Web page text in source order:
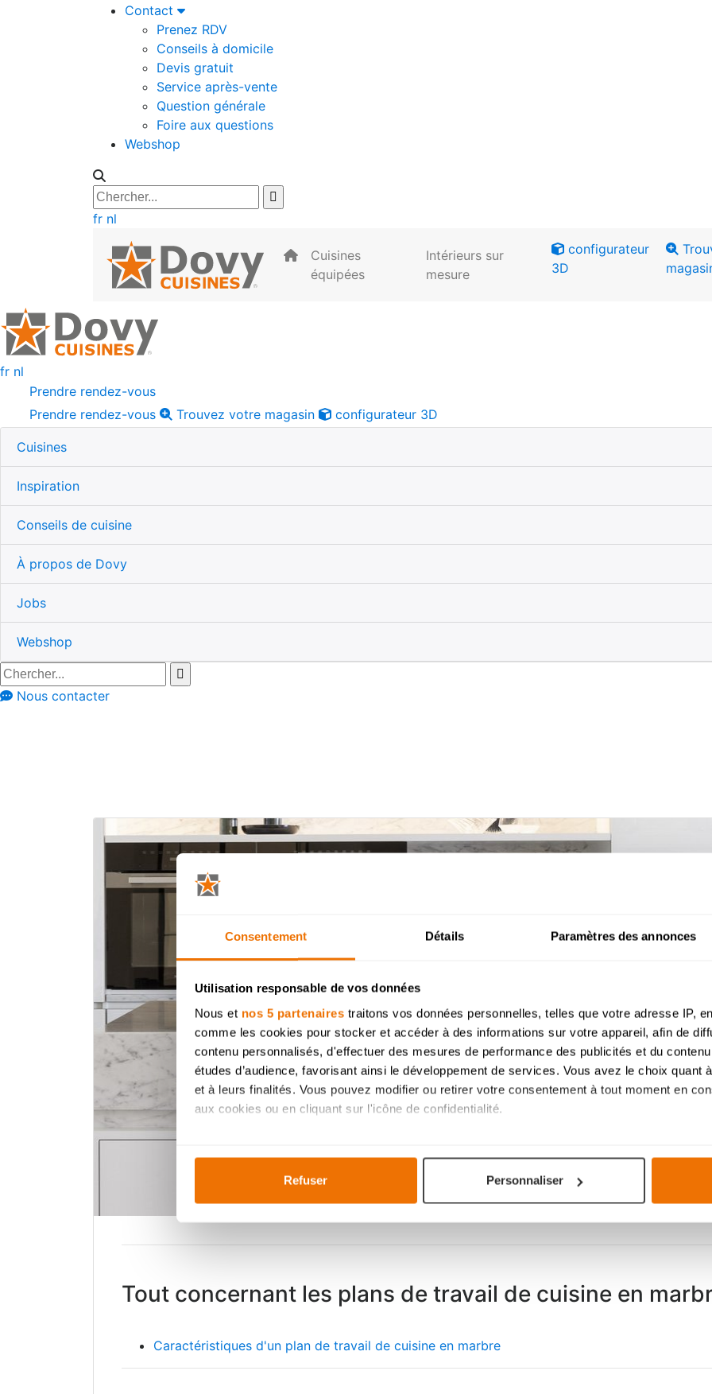
Consentement Détails Paramètres des annonces
Utilisation responsable de vos données
Nous et nos 5 partenaires traitons vos données personnelles, telles que votre adresse IP,
comme les cookies pour stocker et accéder à des informations sur votre appareil, afin de
contenu personnalisés, d'effectuer des mesures de performance des publicités et du
études d’audience, favorisant ainsi le développement de services. Vous avez le choix quant
et à leurs finalités. Vous pouvez modifier ou retirer votre consentement à tout moment en
aux cookies ou en cliquant sur l'icône de confidentialité.
Identifier votre appareil en l'analysant activement pour en relever les caractéristiques
digitales).
Détails ». Vous pouvez modifier ou retirer votre consentement à tout moment à partir de la
Ajustez les cookies, tout comme votre projet de cuisine, à votre goût pour une expérience
cookies, vous profitez d'une navigation savoureuse et fluide. Ils assurent le bon
indiqué dans lapolitique de cookies.
Refuser Personnaliser
Contact
Prenez RDV
Conseils à domicile
Devis gratuit
Service après-vente
Question générale
Foire aux questions
Webshop
fr nl
Cuisines
équipées
Intérieurs sur
mesure
configurateur
3D
fr nl
Prendre rendez-vous
Prendre rendez-vous
Trouvez votre magasin configurateur 3D
Cuisines
Inspiration
Conseils de cuisine
À propos de Dovy
Jobs
Webshop
Nous contacter
Conseils
Plans de travail
Plan de travail en marbre
Tout concernant les plans de travail de cuisine en
Caractéristiques d'un plan de travail de cuisine en marbre